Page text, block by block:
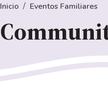
Inicio Eventos Familiares